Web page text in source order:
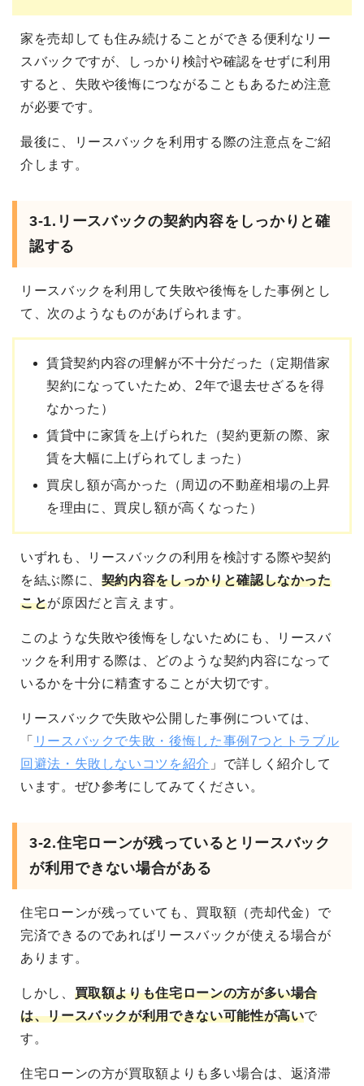
家を売却しても住み続けることができる便利なリー
スバックですが、しっかり検討や確認をせずに利用
すると、失敗や後悔につながることもあるため注意
が必要です。
最後に、リースバックを利用する際の注意点をご紹
介します。
3-1.リースバックの契約内容をしっかりと確
認する
リースバックを利用して失敗や後悔をした事例とし
て、次のようなものがあげられます。
賃貸契約内容の理解が不十分だった（定期借家
契約になっていたため、2年で退去せざるを得
なかった）
賃貸中に家賃を上げられた（契約更新の際、家
賃を大幅に上げられてしまった）
買戻し額が高かった（周辺の不動産相場の上昇
を理由に、買戻し額が高くなった）
いずれも、リースバックの利用を検討する際や契約
を結ぶ際に、 契約内容をしっかりと確認しなかった
ことが原因だと言えます。
このような失敗や後悔をしないためにも、リースバ
ックを利用する際は、どのような契約内容になって
いるかを十分に精査することが大切です。
リースバックで失敗や公開した事例については、
「 リースバックで失敗・後悔した事例7つとトラブル
回避法・失敗しないコツを紹介 」で詳しく紹介して
います。ぜひ参考にしてみてください。
3-2.住宅ローンが残っているとリースバック
が利用できない場合がある
住宅ローンが残っていても、買取額（売却代金）で
完済できるのであればリースバックが使える場合が
あります。
しかし、 買取額よりも住宅ローンの方が多い場合
は、リースバックが利用できない可能性が高いで
す。
住宅ローンの方が買取額よりも多い場合は、返済滞